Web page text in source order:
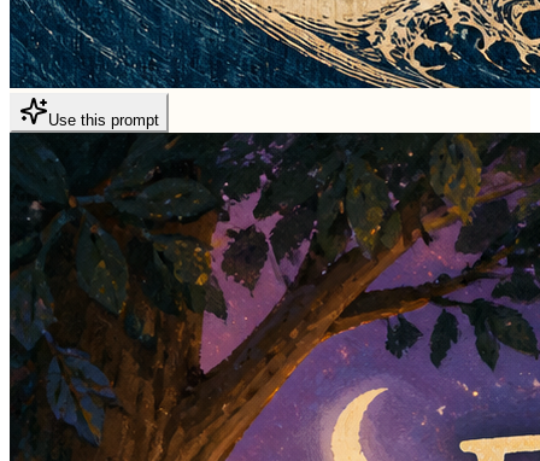
Use this prompt